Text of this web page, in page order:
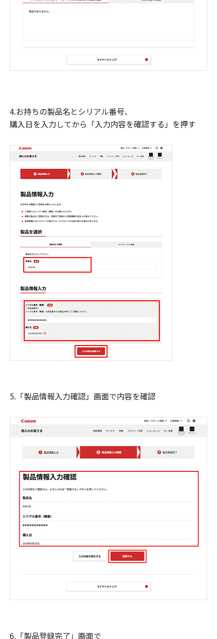
4.お持ちの製品名とシリアル番号、
購入日を入力してから「入力内容を確認する」を押す
5.「製品情報入力確認」画面で内容を確認
6.「製品登録完了」画面で